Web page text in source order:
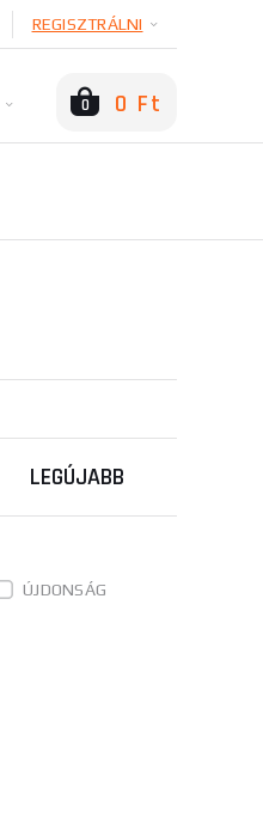
REGISZTRÁLNI
0 0 Ft
LEGÚJABB
ÚJDONSÁG